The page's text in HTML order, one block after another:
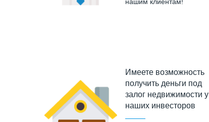
Имеете возможность
получить деньги под
залог недвижимости у
наших инвесторов